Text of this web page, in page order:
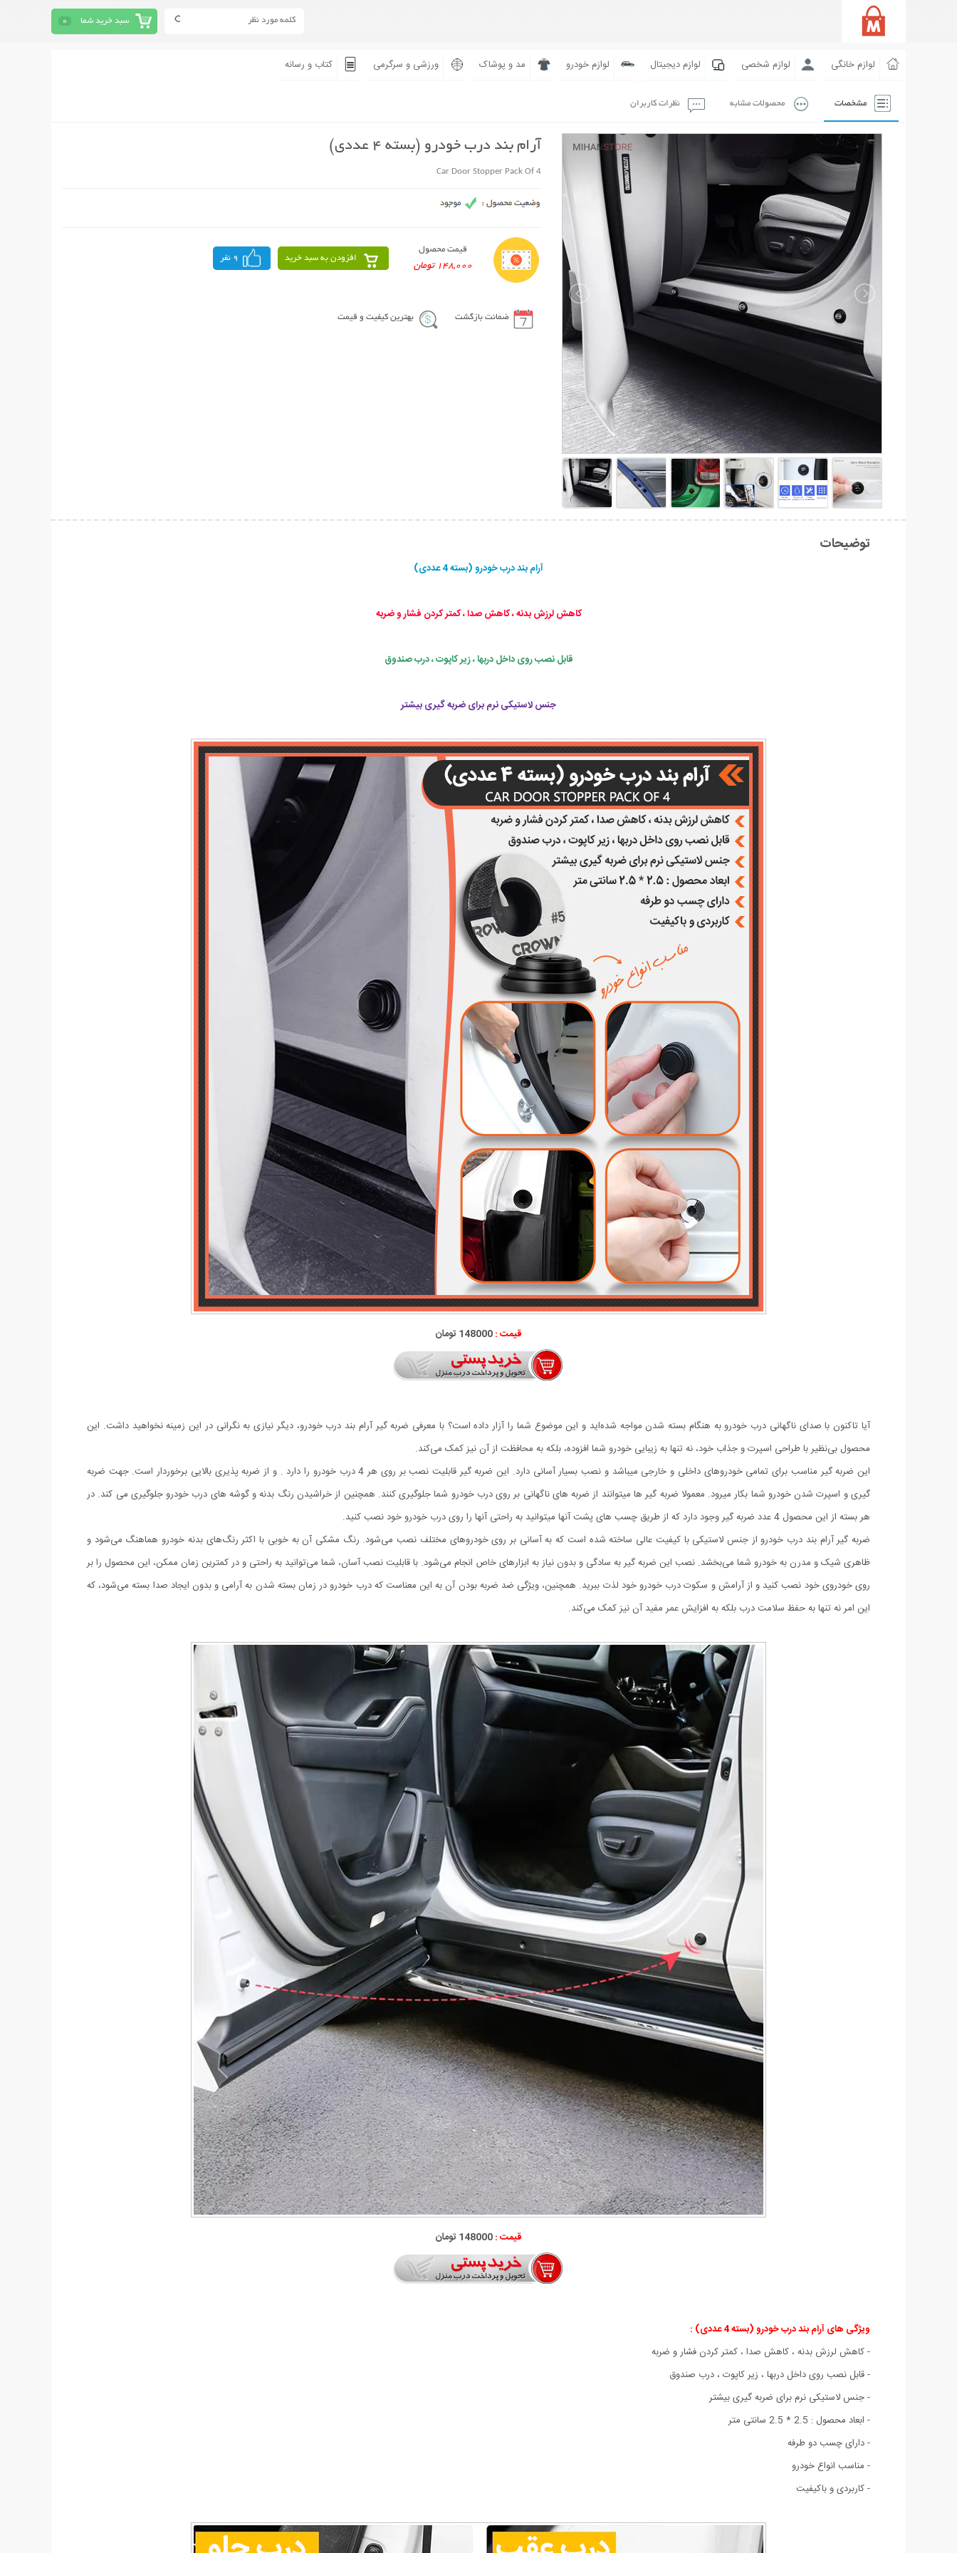
سبد خرید شما 0
لوازم خانگی لوازم شخصی لوازم دیجیتال لوازم خودرو مد و پوشاک ورزشی و سرگرمی کتاب و رسانه
مشخصات محصولات مشابه نظرات کاربران
آرام بند درب خودرو (بسته 4 عددی)
Car Door Stopper Pack Of 4
قیمت محصول
148,000 تومان
افزودن به سبد خرید 9 نفر
ضمانت بازگشت بهترین کیفیت و قیمت
توضیحات
آرام بند درب خودرو (بسته 4 عددی)
کاهش لرزش بدنه ، کاهش صدا ، کمتر کردن فشار و ضربه
قابل نصب روی داخل دربها ، زیر کاپوت ، درب صندوق
جنس لاستیکی نرم برای ضربه گیری بیشتر
قیمت :148000 تومان
آیا تاکنون با صدای ناگهانی درب خودرو به هنگام بسته شدن مواجه شده‌اید و این موضوع شما را آزار داده است؟ با معرفی ضربه گیر آرام بند درب خودرو، دیگر نیازی به نگرانی در این زمینه نخواهید داشت. این
محصول بی‌نظیر با طراحی اسپرت و جذاب خود، نه تنها به زیبایی خودرو شما افزوده، بلکه به محافظت از آن نیز کمک می‌کند.
این ضربه گیر مناسب برای تمامی خودروهای داخلی و خارجی میباشد و نصب بسیار آسانی دارد. این ضربه گیر قابلیت نصب بر روی هر 4 درب خودرو را دارد . و از ضربه پذیری بالایی برخوردار است. جهت ضربه
گیری و اسپرت شدن خودرو شما بکار میرود. معمولا ضربه گیر ها میتوانند از ضربه های ناگهانی بر روی درب خودرو شما جلوگیری کنند. همچنین از خراشیدن رنگ بدنه و گوشه های درب خودرو جلوگیری می کند. در
هر بسته از این محصول 4 عدد ضربه گیر وجود دارد که از طریق چسب های پشت آنها میتوانید به راحتی آنها را روی درب خودرو خود نصب کنید.
ضربه گیر آرام بند درب خودرو از جنس لاستیکی با کیفیت عالی ساخته شده است که به آسانی بر روی خودروهای مختلف نصب می‌شود. رنگ مشکی آن به خوبی با اکثر رنگ‌های بدنه خودرو هماهنگ می‌شود و
ظاهری شیک و مدرن به خودرو شما می‌بخشد. نصب این ضربه گیر به سادگی و بدون نیاز به ابزارهای خاص انجام می‌شود. با قابلیت نصب آسان، شما می‌توانید به راحتی و در کمترین زمان ممکن، این محصول را بر
روی خودروی خود نصب کنید و از آرامش و سکوت درب خودرو خود لذت ببرید. همچنین، ویژگی ضد ضربه بودن آن به این معناست که درب خودرو در زمان بسته شدن به آرامی و بدون ایجاد صدا بسته می‌شود، که
این امر نه تنها به حفظ سلامت درب بلکه به افزایش عمر مفید آن نیز کمک می‌کند.
قیمت :148000 تومان
ویژگی های آرام بند درب خودرو (بسته 4 عددی) :
- کاهش لرزش بدنه ، کاهش صدا ، کمتر کردن فشار و ضربه
- قابل نصب روی داخل دربها ، زیر کاپوت ، درب صندوق
- جنس لاستیکی نرم برای ضربه گیری بیشتر
- ابعاد محصول : 2.5 * 2.5 سانتی متر
- دارای چسب دو طرفه
- مناسب انواع خودرو
- کاربردی و باکیفیت